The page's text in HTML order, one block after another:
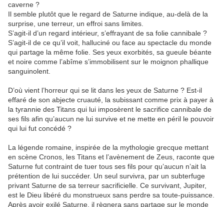
caverne ?
Il semble plutôt que le regard de Saturne indique, au-delà de la
surprise, une terreur, un effroi sans limites.
S’agit-il d’un regard intérieur, s’effrayant de sa folie cannibale ?
S’agit-il de ce qu’il voit, halluciné ou face au spectacle du monde
qui partage la même folie. Ses yeux exorbités, sa gueule béante
et noire comme l’abîme s’immobilisent sur le moignon phallique
sanguinolent.
D’où vient l’horreur qui se lit dans les yeux de Saturne ? Est-il
effaré de son abjecte cruauté, la subissant comme prix à payer à
la tyrannie des Titans qui lui imposèrent le sacrifice cannibale de
ses fils afin qu’aucun ne lui survive et ne mette en péril le pouvoir
qui lui fut concédé ?
La légende romaine, inspirée de la mythologie grecque mettant
en scène Cronos, les Titans et l’avènement de Zeus, raconte que
Saturne fut contraint de tuer tous ses fils pour qu’aucun n’ait la
prétention de lui succéder. Un seul survivra, par un subterfuge
privant Saturne de sa terreur sacrificielle. Ce survivant, Jupiter,
est le Dieu libéré du monstrueux sans perdre sa toute-puissance.
Après avoir exilé Saturne, il règnera sans partage sur le monde